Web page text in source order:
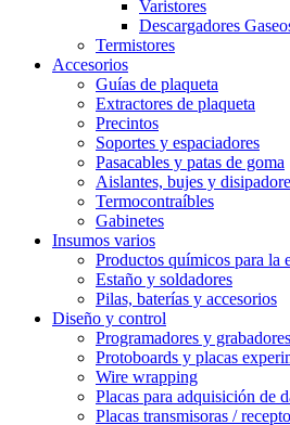
Varistores
Descargadores
Termistores
Accesorios
Guías de plaqueta
Extractores de plaqueta
Precintos
Soportes y espaciadores
Pasacables y patas de goma
Aislantes, bujes y
Termocontraíbles
Gabinetes
Insumos varios
Productos químicos para la
Estaño y soldadores
Pilas, baterías y accesorios
Diseño y control
Programadores y grabadores
Protoboards y placas
Wire wrapping
Placas para adquisición de
Placas transmisoras /